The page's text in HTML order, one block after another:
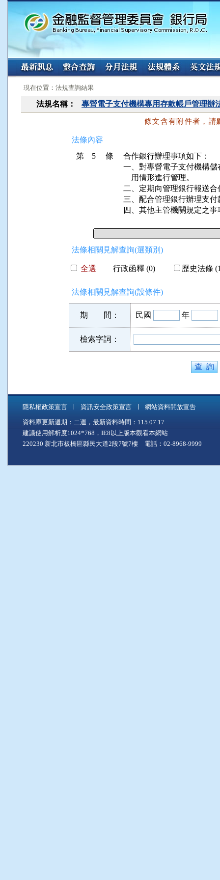
:::
現在位置：法規查詢結果
法規名稱： 專營電子支付機構專用存款帳戶管理辦
條文含有附件者，請
法條內容
第 5 條
合作銀行辦理事項如下：
一、對專營電子支付機構
    用情形進行管理。
二、定期向管理銀行報送
三、配合管理銀行辦理支
四、其他主管機關規定之事
法條相關見解查詢(選類別)
全選 行政函釋 (0) 歷史法條
法條相關見解查詢(設條件)
期 間： 民國 年
檢索字詞：
隱私權政策宣言 資訊安全政策宣言 網站資料開放宣告
資料庫更新週期：二週，最新資料時間：115.07.17
建議使用解析度1024*768，IE8以上版本觀看本網站
220230 新北市板橋區縣民大道2段7號7樓 電話：02-8968-9999